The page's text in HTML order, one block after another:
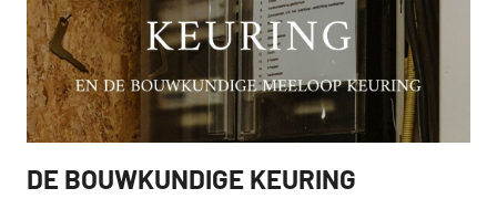
SEVEN.
DE BOUWKUNDIGE KEURING